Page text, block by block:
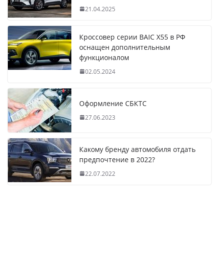
21.04.2025
Кроссовер серии BAIC X55 в РФ
оснащен дополнительным
функционалом
02.05.2024
Оформление СБКТС
27.06.2023
Какому бренду автомобиля отдать
предпочтение в 2022?
22.07.2022